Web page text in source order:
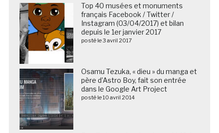
Top 40 musées et monuments
français Facebook / Twitter /
Instagram (03/04/2017) et bilan
depuis le 1er janvier 2017
posté le 3 avril 2017
Osamu Tezuka, « dieu » du manga et
père d’Astro Boy, fait son entrée
dans le Google Art Project
posté le 10 avril 2014